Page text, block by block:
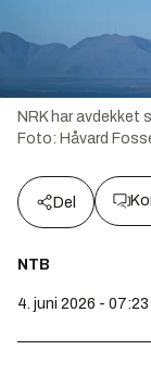
NRK har
Foto: Håvard
Del
NTB
4. juni 2026 - 07:23